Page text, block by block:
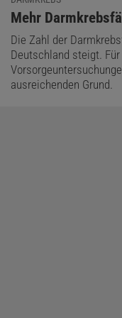
:
Mehr
Die Zahl der
Deutschland steigt.
ausreichenden Grund.